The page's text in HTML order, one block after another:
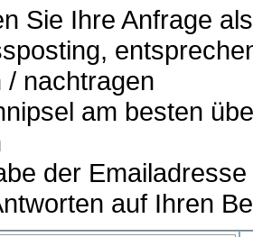
Sie Ihre Anfrage
/ nachtragen
am besten
der
auf Ihren